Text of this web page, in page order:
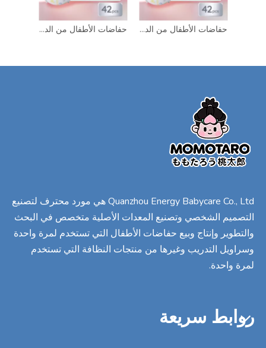
حفاضات الأطفال من الدرجة الأولى OEM حفاضات ماصة مريحة من مصنع حفاضات الأطفال المميزة من العلامة التجارية Momotaro بالجملة حفاضات الأطفال من الدرجة الأولى OEM حفاضات ماصة مريحة من مصنع حفاضات الأطفال المميزة من العلامة التجارية Momotaro بالجملة
Quanzhou Energy Babycare Co., Ltd هي مورد محترف لتصنيع
التصميم الشخصي وتصنيع المعدات الأصلية متخصص في البحث
والتطوير وإنتاج وبيع حفاضات الأطفال التي تستخدم لمرة واحدة
وسراويل التدريب وغيرها من منتجات النظافة التي تستخدم
لمرة واحدة.
روابط سريعة